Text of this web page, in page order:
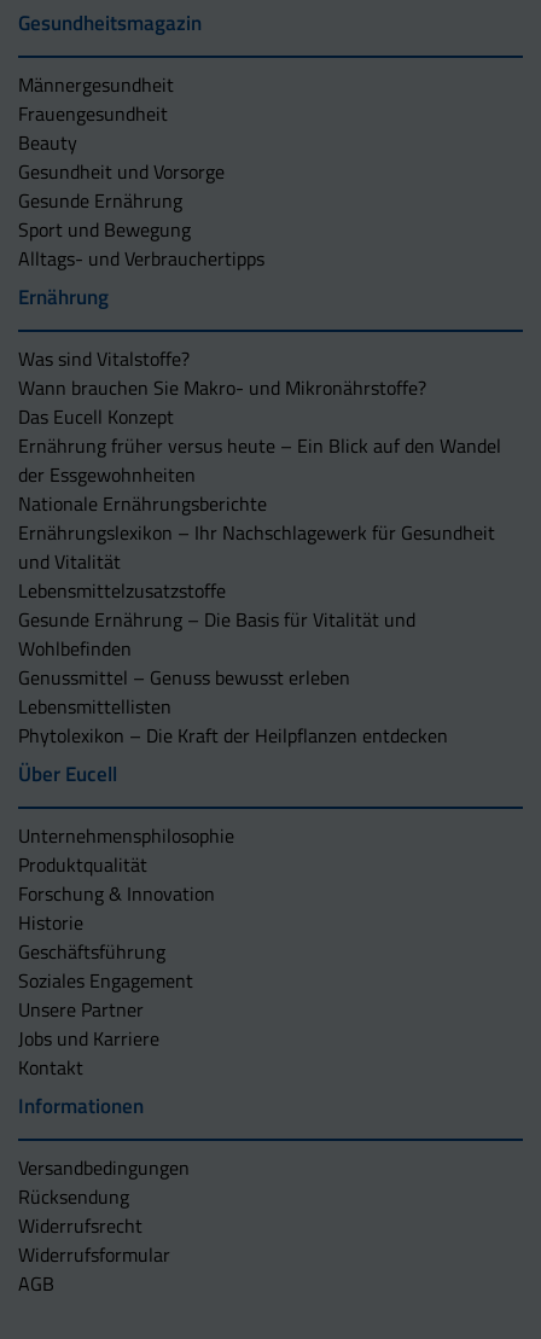
Gesundheitsmagazin
Männergesundheit
Frauengesundheit
Beauty
Gesundheit und Vorsorge
Gesunde Ernährung
Sport und Bewegung
Alltags- und Verbrauchertipps
Ernährung
Was sind Vitalstoffe?
Wann brauchen Sie Makro- und Mikronährstoffe?
Das Eucell Konzept
Ernährung früher versus heute – Ein Blick auf den Wandel
der Essgewohnheiten
Nationale Ernährungsberichte
Ernährungslexikon – Ihr Nachschlagewerk für Gesundheit
und Vitalität
Lebensmittelzusatzstoffe
Gesunde Ernährung – Die Basis für Vitalität und
Wohlbefinden
Genussmittel – Genuss bewusst erleben
Lebensmittellisten
Phytolexikon – Die Kraft der Heilpflanzen entdecken
Über Eucell
Unternehmens­philosophie
Produktqualität
Forschung & Innovation
Historie
Geschäftsführung
Soziales Engagement
Unsere Partner
Jobs und Karriere
Kontakt
Informationen
Versandbedingungen
Rücksendung
Widerrufsrecht
Widerrufsformular
AGB